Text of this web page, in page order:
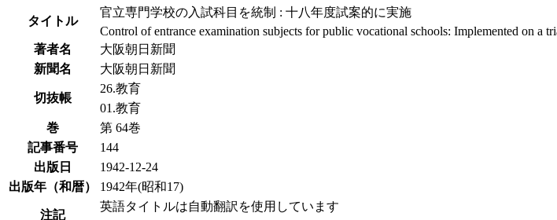
タイトル
官立専門学校の入試科目を統制 : 十八年度試案的に実施
Control of entrance examination subjects for public vocational schools: Implemented on a
著者名
大阪朝日新聞
新聞名
大阪朝日新聞
切抜帳
26.教育
01.教育
巻
第 64巻
記事番号
144
出版日
1942-12-24
出版年（和暦）
1942年(昭和17)
注記
英語タイトルは自動翻訳を使用しています